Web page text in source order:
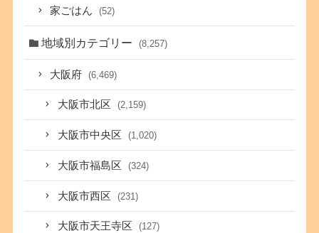
家ごはん (52)
地域別カテゴリー (8,257)
大阪府 (6,469)
大阪市北区 (2,159)
大阪市中央区 (1,020)
大阪市福島区 (324)
大阪市西区 (231)
大阪市天王寺区 (127)